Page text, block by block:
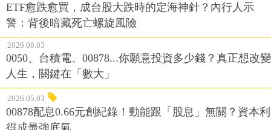
ETF愈跌愈買，成台股大跌時的定海神針？內行人示
警：背後暗藏死亡螺旋風險
2026.08.03
0050、台積電、00878...你願意投資多少錢？真正想改變
人生，關鍵在「數大」
2026.05.03
00878配息0.66元創紀錄！動能跟「股息」無關？資本利